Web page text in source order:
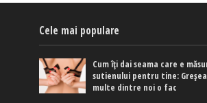
Cele mai populare
Cum îți dai seama care e
sutienului pentru tine:
multe dintre noi o fac